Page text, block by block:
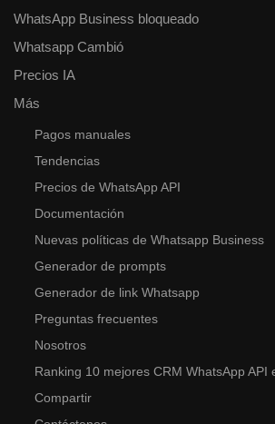
WhatsApp Business bloqueado
Whatsapp Cambió
Precios IA
Más
Pagos manuales
Tendencias
Precios de WhatsApp API
Documentación
Nuevas políticas de Whatsapp Business
Generador de prompts
Generador de link Whatsapp
Preguntas frecuentes
Nosotros
Ranking 10 mejores CRM WhatsApp API
Compartir